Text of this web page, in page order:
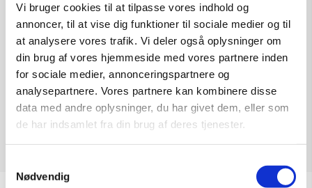
Vi bruger cookies til at tilpasse vores indhold og
annoncer, til at vise dig funktioner til sociale medier og til
at analysere vores trafik. Vi deler også oplysninger om
din brug af vores hjemmeside med vores partnere inden
for sociale medier, annonceringspartnere og
analysepartnere. Vores partnere kan kombinere disse
data med andre oplysninger, du har givet dem, eller som
de har indsamlet fra din brug af deres tjenester.
Nødvendig
Kunstner: Rikke Stiig – keramik
Størrelse: h 42 cm
Tilføj til kurv